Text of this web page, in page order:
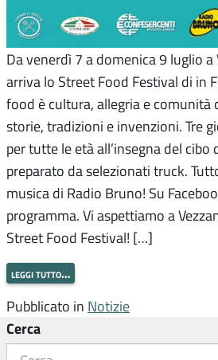
Da venerdì 7 a domenica 9 luglio a
arriva lo Street Food Festival di in
food è cultura, allegria e comunità
storie, tradizioni e invenzioni. Tre
per tutte le età all’insegna del cibo
preparato da selezionati truck.
musica di Radio Bruno! Su
programma. Vi aspettiamo a
Street Food Festival! […]
leggi tutto…
Pubblicato in Notizie
Cerca